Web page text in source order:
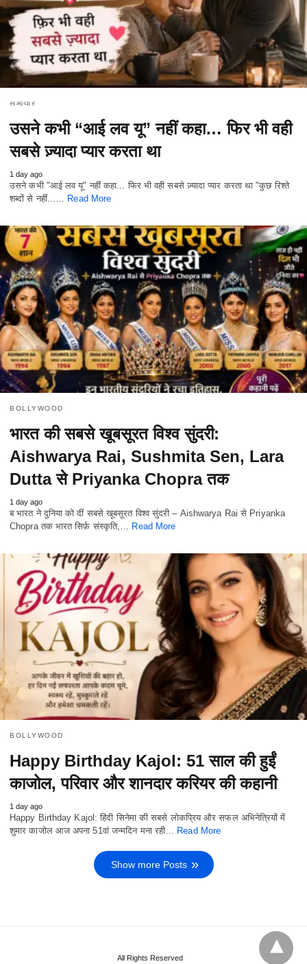
સમાચાર
उसने कभी “आई लव यू” नहीं कहा… फिर भी वही
सबसे ज़्यादा प्यार करता था
1 day ago
उसने कभी "आई लव यू" नहीं कहा... फिर भी वही सबसे ज़्यादा प्यार करता था "कुछ रिश्ते
शब्दों से नहीं...… Read More
BOLLYWOOD
भारत की सबसे खूबसूरत विश्व सुंदरी:
Aishwarya Rai, Sushmita Sen, Lara
Dutta से Priyanka Chopra तक
1 day ago
ब भारत ने दुनिया को दीं सबसे खूबसूरत विश्व सुंदरी – Aishwarya Rai से Priyanka
Chopra तक भारत सिर्फ़ संस्कृति,… Read More
BOLLYWOOD
Happy Birthday Kajol: 51 साल की हुईं
काजोल, परिवार और शानदार करियर की कहानी
1 day ago
Happy Birthday Kajol: हिंदी सिनेमा की सबसे लोकप्रिय और सफल अभिनेत्रियों में
शुमार काजोल आज अपना 51वां जन्मदिन मना रही…
Read More
Show more Posts
All Rights Reserved